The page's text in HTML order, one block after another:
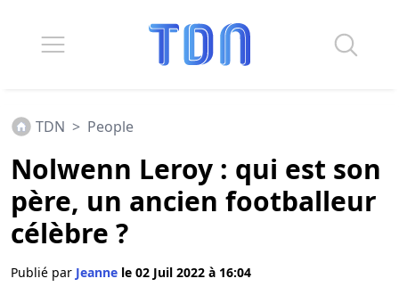
TDN > People
Nolwenn Leroy : qui est son
père, un ancien footballeur
célèbre ?
Publié par Jeanne le 02 Juil 2022 à 16:04